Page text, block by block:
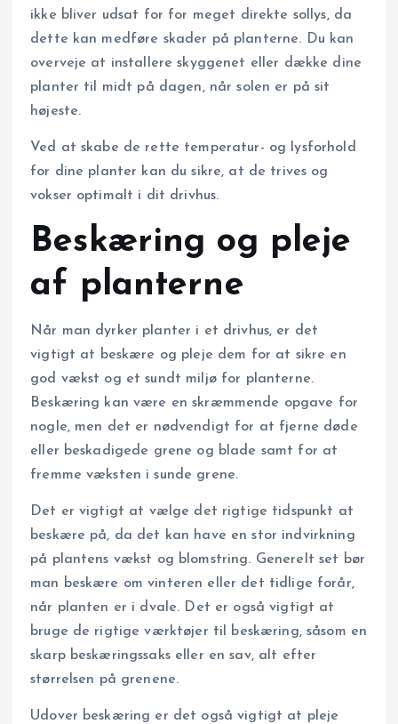
ikke bliver udsat for for meget direkte sollys, da
dette kan medføre skader på planterne. Du kan
overveje at installere skyggenet eller dække dine
planter til midt på dagen, når solen er på sit
højeste.
Ved at skabe de rette temperatur- og lysforhold
for dine planter kan du sikre, at de trives og
vokser optimalt i dit drivhus.
Beskæring og pleje
af planterne
Når man dyrker planter i et drivhus, er det
vigtigt at beskære og pleje dem for at sikre en
god vækst og et sundt miljø for planterne.
Beskæring kan være en skræmmende opgave for
nogle, men det er nødvendigt for at fjerne døde
eller beskadigede grene og blade samt for at
fremme væksten i sunde grene.
Det er vigtigt at vælge det rigtige tidspunkt at
beskære på, da det kan have en stor indvirkning
på plantens vækst og blomstring. Generelt set bør
man beskære om vinteren eller det tidlige forår,
når planten er i dvale. Det er også vigtigt at
bruge de rigtige værktøjer til beskæring, såsom en
skarp beskæringssaks eller en sav, alt efter
størrelsen på grenene.
Udover beskæring er det også vigtigt at pleje